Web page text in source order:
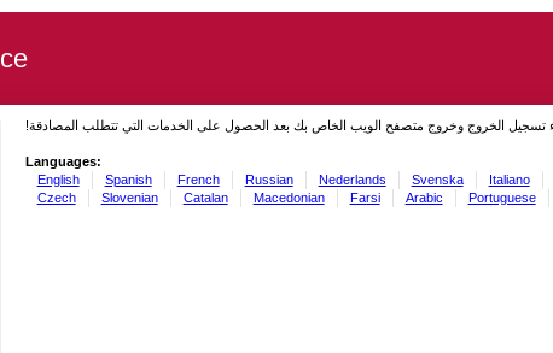
تسجيل الخروج وخروج متصفح الويب الخاص بك بعد الحصول على الخدمات التي تتطلب المصادقة!
Languages:
English
Spanish French Russian Nederlands Svenska Italiano
Czech
Slovenian Catalan Macedonian Farsi Arabic Portuguese